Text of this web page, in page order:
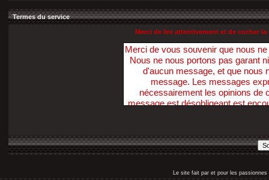
Termes du service
Merci de lire attentivement et de cocher
Merci de vous souvenir que nous
Nous ne nous portons pas garant
d'aucun message, et que nous
message. Les messages
nécessairement les opinions de
message est désobligeant est
pas ces Forums pour poster
diffamatoire, inexacte, abusive,
Le site fait par et pour les